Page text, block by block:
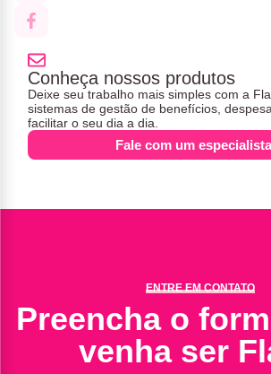
Conheça nossos produtos
Deixe seu trabalho mais simples com a
sistemas de gestão de benefícios,
facilitar o seu dia a dia.
Fale com um especialista
ENTRE EM CONTATO
Preencha o
venha ser